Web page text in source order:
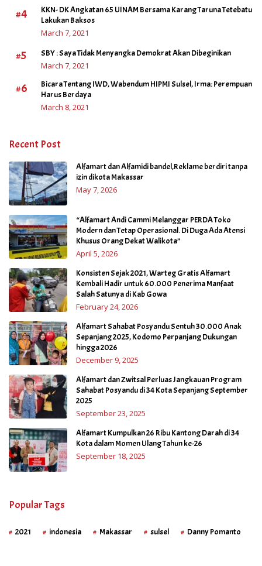
#4
KKN- DK Angkatan 65 UINAM Bersama Karang Taruna Tetebatu
Lakukan Baksos
March 7, 2021
#5 SBY : Saya Tidak Menyangka Demokrat Akan Dibeginikan
March 7, 2021
#6
Bicara Tentang IWD, Wabendum HIPMI Sulsel, Irma: Perempuan
Harus Berdaya
March 8, 2021
Recent Post
Alfamart dan Alfamidi bandel,Reklame berdiri tanpa
izin dikota Makassar
May 7, 2026
“Alfamart Andi Cammi Melanggar PERDA Toko
Modern dan Tetap Operasional. Di Duga Ada Atensi
Khusus Orang Dekat Walikota”
April 5, 2026
Konsisten Sejak 2021, Warteg Gratis Alfamart
Kembali Hadir untuk 60.000 Penerima Manfaat
Salah Satunya di Kab Gowa
February 24, 2026
Alfamart Sahabat Posyandu Sentuh 30.000 Anak
Sepanjang 2025, Kodomo Perpanjang Dukungan
hingga 2026
December 9, 2025
Alfamart dan Zwitsal Perluas Jangkauan Program
Sahabat Posyandu di 34 Kota Sepanjang September
2025
September 23, 2025
Alfamart Kumpulkan 26 Ribu Kantong Darah di 34
Kota dalam Momen Ulang Tahun ke-26
September 18, 2025
Popular Tags
2021 indonesia Makassar sulsel Danny Pomanto